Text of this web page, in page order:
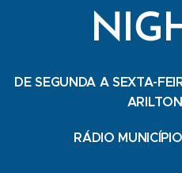
DE SEGUNDA A SEXTA-
RÁDIO